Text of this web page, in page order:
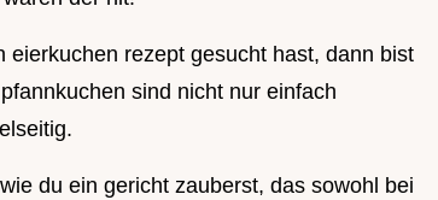
rezept gesucht hast, dann bist
sind nicht nur einfach
du ein gericht zauberst, das sowohl bei